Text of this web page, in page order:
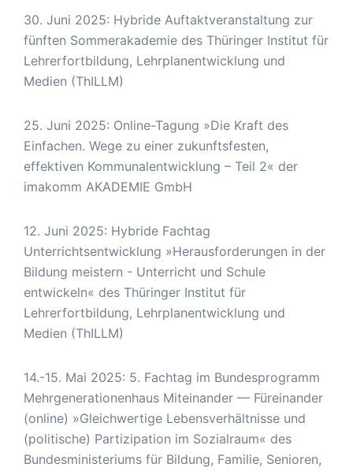
30. Juni 2025: Hybride Auftaktveranstaltung zur
fünften Sommerakademie des Thüringer Institut für
Lehrerfortbildung, Lehrplanentwicklung und
Medien (ThILLM)
25. Juni 2025: Online-Tagung »Die Kraft des
Einfachen. Wege zu einer zukunftsfesten,
effektiven Kommunalentwicklung – Teil 2« der
imakomm AKADEMIE GmbH
12. Juni 2025: Hybride Fachtag
Unterrichtsentwicklung »Herausforderungen in der
Bildung meistern - Unterricht und Schule
entwickeln« des Thüringer Institut für
Lehrerfortbildung, Lehrplanentwicklung und
Medien (ThILLM)
14.-15. Mai 2025: 5. Fachtag im Bundesprogramm
Mehrgenerationenhaus Miteinander — Füreinander
(online) »Gleichwertige Lebensverhältnisse und
(politische) Partizipation im Sozialraum« des
Bundesministeriums für Bildung, Familie, Senioren,